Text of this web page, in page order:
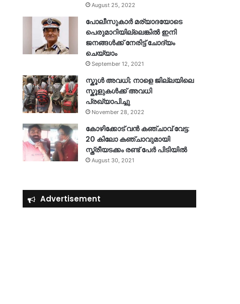
August 25, 2022
പോലീസുകാര്‍ മര്യാദയോടെ
പെരുമാറിയില്ലെങ്കില്‍ ഇനി
ജനങ്ങള്‍ക്ക് നേരിട്ട് ചോദ്യം
ചെയ്യാം
September 12, 2021
സ്കൂൾ അവധി; നാളെ ജില്ലയിലെ
സ്കൂളുകൾക്ക് അവധി
പ്രഖ്യാപിച്ചു
November 28, 2022
കോഴിക്കോട് വൻ കഞ്ചാവ് വേട്ട:
20 കിലോ കഞ്ചാവുമായി
സ്ത്രീയടക്കം രണ്ട് പേർ പിടിയിൽ
August 30, 2021
Advertisement